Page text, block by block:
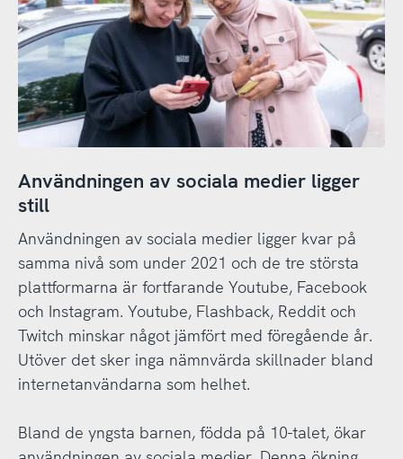
Användningen av sociala medier ligger
still
Användningen av sociala medier ligger kvar på
samma nivå som under 2021 och de tre största
plattformarna är fortfarande Youtube, Facebook
och Instagram. Youtube, Flashback, Reddit och
Twitch minskar något jämfört med föregående år.
Utöver det sker inga nämnvärda skillnader bland
internetanvändarna som helhet.
Bland de yngsta barnen, födda på 10-talet, ökar